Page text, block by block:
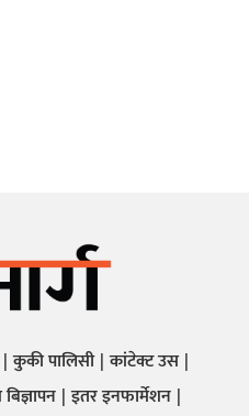
कुकी पालिसी कांटेक्ट उस
इतर इनफार्मेशन